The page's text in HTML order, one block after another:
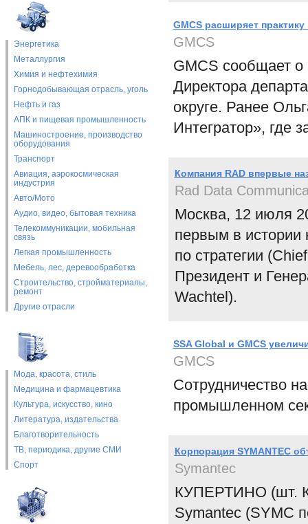
Энергетика
Металлургия
Химия и нефтехимия
Горнодобывающая отрасль, уголь
Нефть и газ
АПК и пищевая промышленность
Машиностроение, производство
оборудования
Транспорт
Авиация, аэрокосмическая
индустрия
Авто/Мото
Аудио, видео, бытовая техника
Телекоммуникации, мобильная
связь
Легкая промышленность
Мебель, лес, деревообработка
Строительство, стройматериалы,
ремонт
Другие отрасли
Мода, красота, стиль
Медицина и фармацевтика
Культура, искусство, кино
Литература, издательства
Благотворительность
ТВ, периодика, другие СМИ
Спорт
GMCS расширяет
GMCS
GMCS сообщает о
Директора
округе. Ранее
Интегратор», где
Компания RAD впервые
Rad Data
Москва, 12 июля
первым в истории
по стратегии
Президент и
Wachtel).
SSA Global и GMCS
GMCS
Сотрудничество
промышленном
Корпорация SYMANTEC
Symantec
КУПЕРТИНО (шт.
Symantec (SYMC